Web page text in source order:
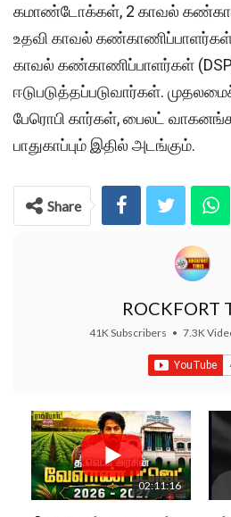
கமாண்டோக்கள், 2 காவல்
உதவி காவல்
காவல் கண்காணிப்பாளர்கள்
ஈடுபடுத்தப்படுவார்கள்.
பேரொபி கார்கள், பைலட்
பாதுகாப்பும் இதில் அடங்கும்.
Share
ROCKFORT
41K Subscribers • 7.3K
02:11:16